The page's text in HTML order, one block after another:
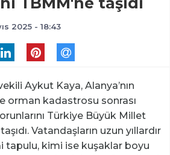
2025 - 18:43
Aykut Kaya, Alanya’nın
orman kadastrosu sonrası
Türkiye Büyük Millet
Vatandaşların uzun yıllardır
tapulu, kimi ise kuşaklar boyu